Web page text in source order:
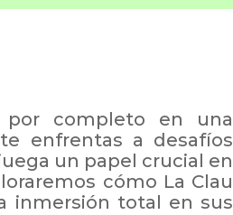
completo en una
enfrentas a desafíos
un papel crucial en
cómo La Clau
inmersión total en sus